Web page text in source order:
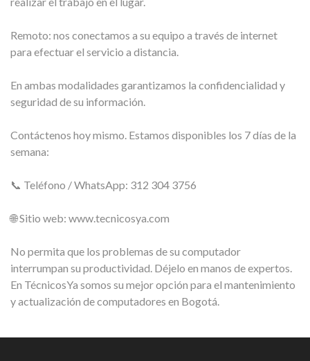
Remoto: nos conectamos a su equipo a través de internet
para efectuar el servicio a distancia.
En ambas modalidades garantizamos la confidencialidad y
seguridad de su información.
Contáctenos hoy mismo. Estamos disponibles los 7 días de la
semana:
📞 Teléfono / WhatsApp: 312 304 3756
🌐 Sitio web: www.tecnicosya.com
No permita que los problemas de su computador
interrumpan su productividad. Déjelo en manos de expertos.
En TécnicosYa somos su mejor opción para el mantenimiento
y actualización de computadores en Bogotá.